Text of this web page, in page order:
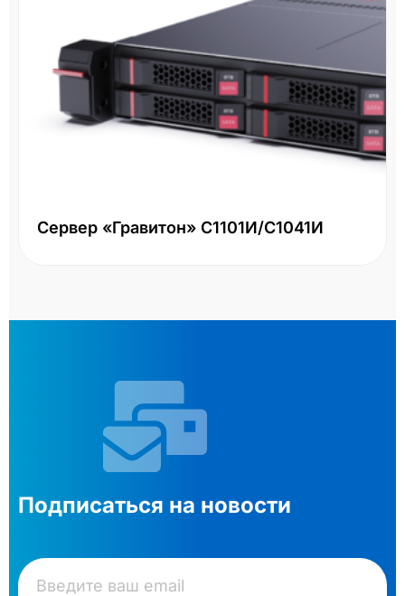
Сервер «Гравитон» С1101И/С1041И
Подписаться на новости